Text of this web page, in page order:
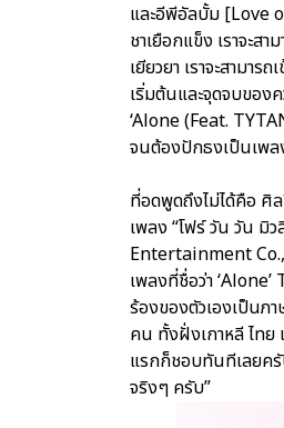
และอีพีอัลบั้ม [Love
ชาเยือกแข็ง เราจะส
เยียวยา เราจะสามา
เริ่มต้นและจุดจบของ
‘Alone (Feat.
จนต้องปักธงเป็นเพล
ที่อดพูดถึงไม่ได้คือ ศิ
เพลง “โฟร์ วัน วัน มิ
Entertainment
เพลงที่ชื่อว่า
ร้องของตัวเองเป็น
คน ทั้งฝั่งเกาหลี ไทย
แรกก็ชอบทันทีเลยค
จริงๆ ครับ”